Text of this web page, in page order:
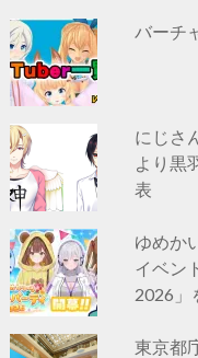
バーチ
にじさ
より黒
表
ゆめか
イベン
2026」
東京都